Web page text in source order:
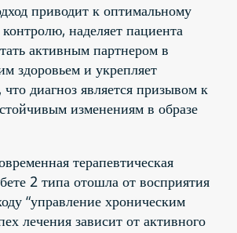
приводит к оптимальному
наделяет пациента
активным партнером в
здоровьем и укрепляет
диагноз является призывом к
изменениям в образе
терапевтическая
2 типа отошла от восприятия
“управление хроническим
лечения зависит от активного